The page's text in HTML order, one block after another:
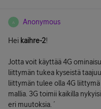
A Anonymous
Hei kaihre-2!
Jotta voit käyttää 4G
liittymän tukea kyseistä
liittymän tulee olla 4G
mallia. 3G toimii kaikilla
eri muutoksia. ´